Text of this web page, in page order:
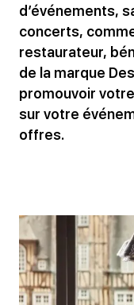
d’événements,
concerts,
restaurateur,
de la marque
promouvoir
sur votre
offres.